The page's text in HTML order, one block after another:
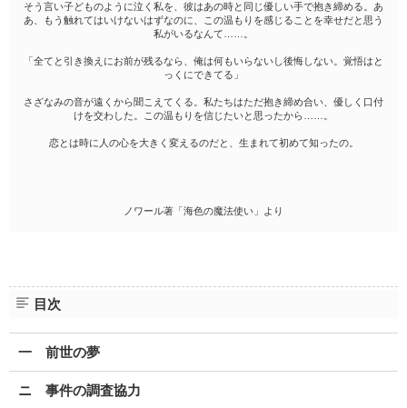
そう言い子どものように泣く私を、彼はあの時と同じ優しい手で抱き締める。あ
あ、もう触れてはいけないはずなのに、この温もりを感じることを幸せだと思う
私がいるなんて……。
「全てと引き換えにお前が残るなら、俺は何もいらないし後悔しない。覚悟はと
っくにできてる」
さざなみの音が遠くから聞こえてくる。私たちはただ抱き締め合い、優しく口付
けを交わした。この温もりを信じたいと思ったから……。
恋とは時に人の心を大きく変えるのだと、生まれて初めて知ったの。
ノワール著「海色の魔法使い」より
目次
一 前世の夢
ニ 事件の調査協力